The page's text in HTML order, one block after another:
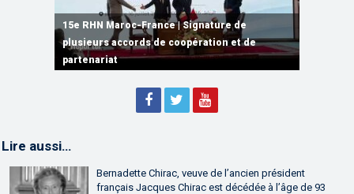
15e RHN Maroc-France | Signature de
plusieurs accords de coopération et de
partenariat
15e RHN Maroc-France | Discours de
Sébastien Lecornu premier ministre français
15e Réunion de Haut Niveau Maroc-France |
Discours de M. Aziz Akhannouch
Lire aussi…
Bernadette Chirac, veuve de l’ancien président
français Jacques Chirac est décédée à l’âge de 93